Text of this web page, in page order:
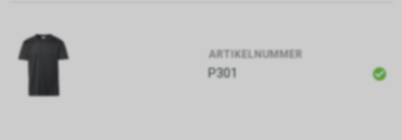
ARTIKELNUMMER
P301